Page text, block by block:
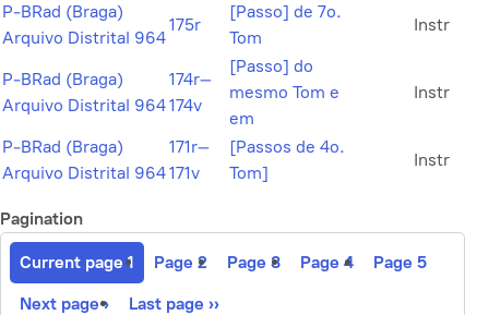
P-BRad (Braga)
Arquivo Distrital 964
175r
[Passo] de 7o.
Tom
Instr
P-BRad (Braga)
Arquivo Distrital 964
174r–
174v
[Passo] do
mesmo Tom e
em
Instr
P-BRad (Braga)
Arquivo Distrital 964
171r–
171v
[Passos de 4o.
Tom]
Instr
Pagination
Current page1 Page 2 Page 3 Page 4 Page 5
Next page › Last page ››